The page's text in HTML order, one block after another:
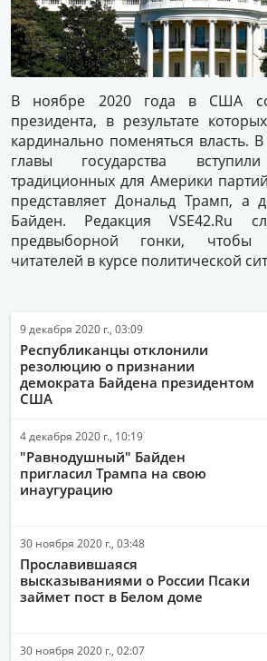
В ноябре 2020 года в США
президента, в результате
кардинально поменяться власть.
главы государства вступили
традиционных для Америки
представляет Дональд Трамп, а
Байден. Редакция VSE42.Ru
предвыборной гонки, чтобы
читателей в курсе политической
9 декабря 2020 г., 03:09
Республиканцы отклонили
резолюцию о признании
демократа Байдена президентом
США
4 декабря 2020 г., 10:19
"Равнодушный" Байден
пригласил Трампа на свою
инаугурацию
30 ноября 2020 г., 03:48
Прославившаяся
высказываниями о России Псаки
займет пост в Белом доме
30 ноября 2020 г., 02:07